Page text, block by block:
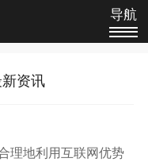
导航
新资讯
理地利用互联网优势